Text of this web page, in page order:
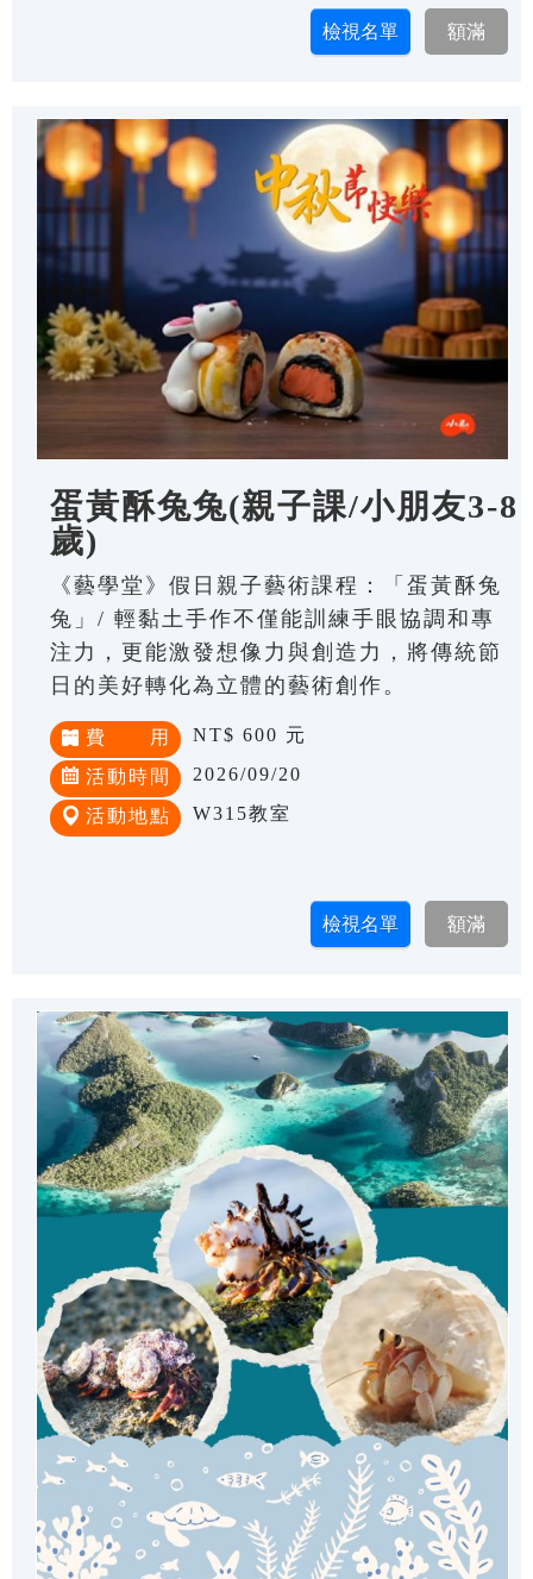
蛋黃酥兔兔(親子課/小朋友3-8
歲)
《藝學堂》假日親子藝術課程：「蛋黃酥兔
兔」/ 輕黏土手作不僅能訓練手眼協調和專
注力，更能激發想像力與創造力，將傳統節
日的美好轉化為立體的藝術創作。
費 用 NT$ 600 元
活動時間 2026/09/20
活動地點 W315教室